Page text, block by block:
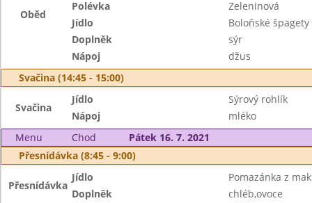
Oběd
Polévka
Zeleninová
Jídlo
Boloňské špagety
Doplněk
sýr
Nápoj
džus
Svačina (14:45 - 15:00)
Svačina
Jídlo
Sýrový rohlík
Nápoj
mléko
Menu
Chod
Pátek 16. 7. 2021
Přesnídávka (8:45 - 9:00)
Přesnídávka
Jídlo
Pomazánka z
Doplněk
chléb,ovoce